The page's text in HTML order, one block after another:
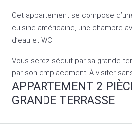
Cet appartement se compose
cuisine américaine, une chambre
d’eau et WC.
Vous serez séduit par sa grande
par son emplacement. À visiter
APPARTEMENT 2
GRANDE TERRASSE